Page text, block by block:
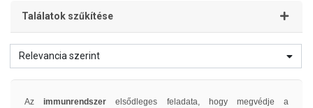
Találatok szűkítése
Relevancia szerint
Az immunrendszerelsődleges feladata, hogy megvédje a